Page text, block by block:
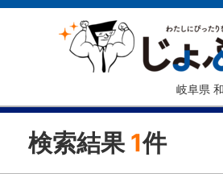
岐阜県
検索結果 1件